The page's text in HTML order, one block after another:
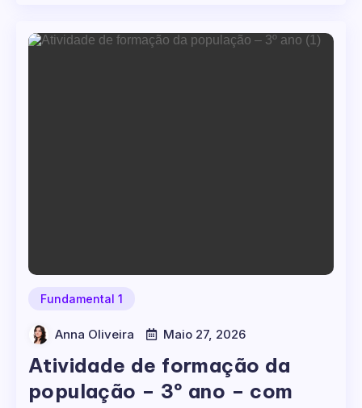
Fundamental 1
Anna Oliveira Maio 27, 2026
Atividade de formação da
população – 3º ano – com